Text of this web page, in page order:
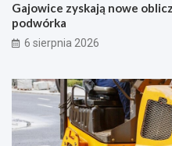
Gajowice zyskają nowe
podwórka
6 sierpnia 2026